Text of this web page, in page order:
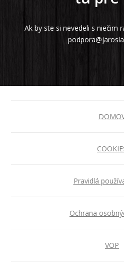
Ak by ste si nevedeli s niečim
Pravidlá
Ochrana
VOP